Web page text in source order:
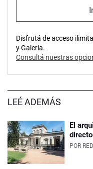
Disfrutá de acceso
y Galería.
Consultá nuestras
LEÉ ADEMÁS
El
POR